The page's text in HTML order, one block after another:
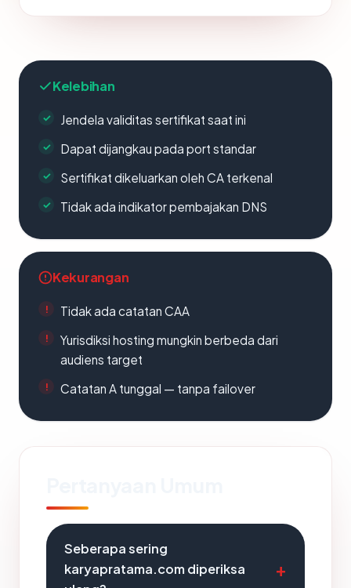
Kelebihan
Jendela validitas sertifikat saat ini
Dapat dijangkau pada port standar
Sertifikat dikeluarkan oleh CA terkenal
Tidak ada indikator pembajakan DNS
Kekurangan
Tidak ada catatan CAA
Yurisdiksi hosting mungkin berbeda dari
audiens target
Catatan A tunggal — tanpa failover
Seberapa sering
karyapratama.com diperiksa